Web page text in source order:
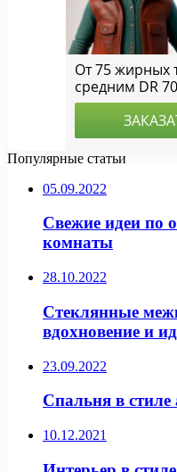
Популярные статьи
05.09.2022
Свежие идеи по
комнаты
28.10.2022
Стеклянные
вдохновение и
23.09.2022
Спальня в стиле
10.12.2021